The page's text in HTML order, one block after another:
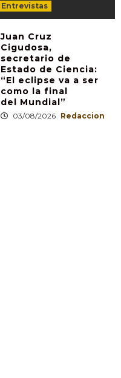
Entrevistas
Juan Cruz
Cigudosa,
secretario de
Estado de Ciencia:
“El eclipse va a ser
como la final
del Mundial”
03/08/2026 Redaccion